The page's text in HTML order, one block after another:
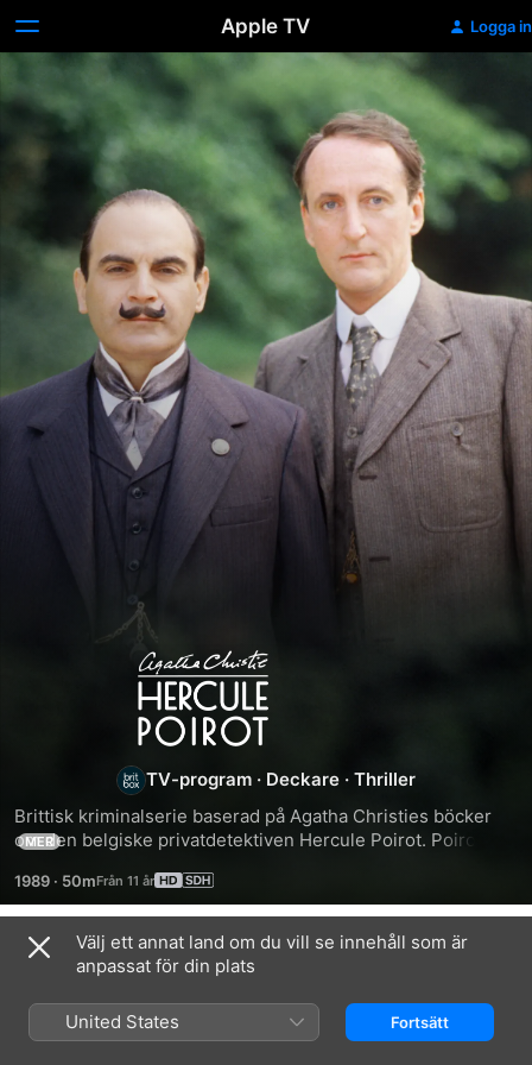
Apple TV Logga in
Poirot
TV-program · Deckare · Thriller
Brittisk kriminalserie baserad på Agatha Christies böcker
om den belgiske privatdetektiven Hercule Poirot. Poirot
exotiska platser och ingen lyckas lura den skicklige
belgaren.
MER
1989 · 50m
Säsong 1
Välj ett annat land om du vill se innehåll som är
anpassat för din plats
United States Fortsätt